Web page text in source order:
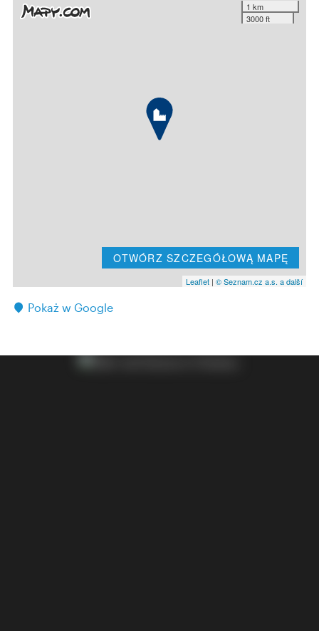
1 km
3000 ft
OTWÓRZ SZCZEGÓŁOWĄ MAPĘ
Leaflet | © Seznam.cz a.s. a další
Pokaż w Google